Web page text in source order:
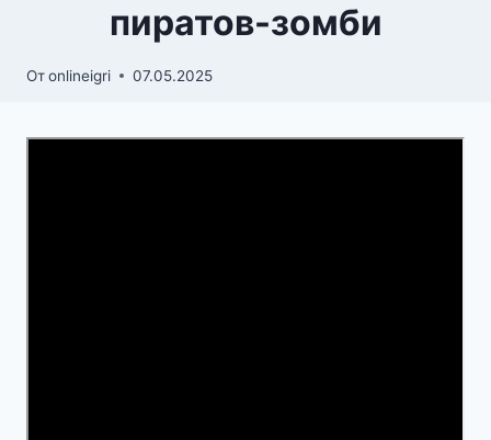
пиратов-зомби
Отonlineigri 07.05.2025